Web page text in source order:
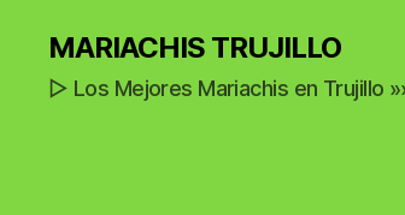
MARIACHIS TRUJILLO
▷ Los Mejores Mariachis en Trujillo